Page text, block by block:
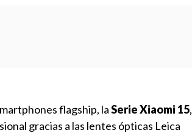
flagship, laSerie Xiaomi 15,
gracias a las lentes ópticas Leica